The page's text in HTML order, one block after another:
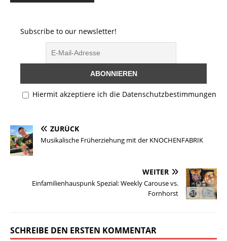
o y n
k
Subscribe to our newsletter!
Hiermit akzeptiere ich die Datenschutzbestimmungen
ZURÜCK
Musikalische Früherziehung mit der KNOCHENFABRIK
WEITER
Einfamilienhauspunk Spezial: Weekly Carouse vs.
Fornhorst
SCHREIBE DEN ERSTEN KOMMENTAR